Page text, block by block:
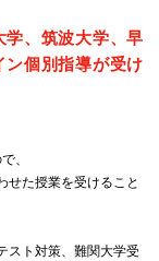
学、筑波大学、早
ン個別指導が受け
、
せた授業を受けること
スト対策、難関大学受